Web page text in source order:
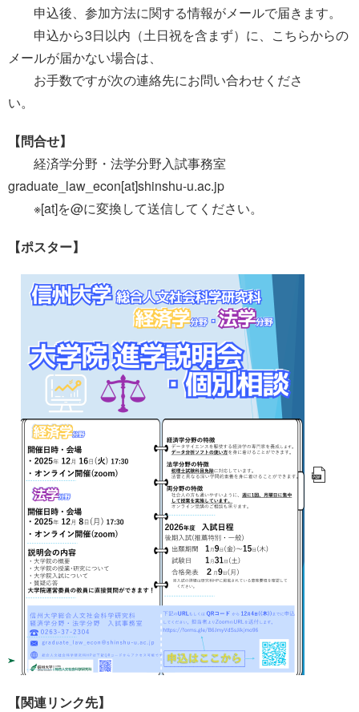
申込後、参加方法に関する情報がメールで届きます。
申込から3日以内（土日祝を含まず）に、こちらからの
メールが届かない場合は、
お手数ですが次の連絡先にお問い合わせくださ
い。
【問合せ】
経済学分野・法学分野入試事務室
graduate_law_econ[at]shinshu-u.ac.jp
※[at]を@に変換して送信してください。
【ポスター】
【関連リンク先】